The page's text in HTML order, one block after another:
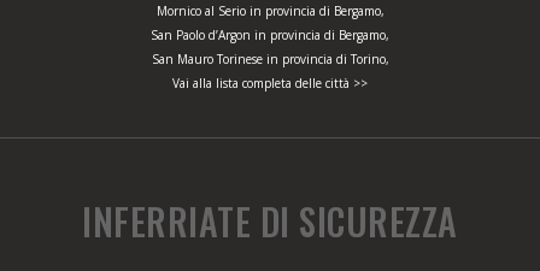
Mornico al Serio in provincia di Bergamo,
San Paolo d’Argon in provincia di Bergamo,
San Mauro Torinese in provincia di Torino,
Vai alla lista completa delle città >>
INFERRIATE DI SICUREZZA